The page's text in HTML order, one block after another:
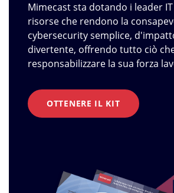
Mimecast sta dotando i leader
risorse che rendono la
cybersecurity semplice,
divertente, offrendo tutto ciò
responsabilizzare la sua forza
OTTENERE IL KIT